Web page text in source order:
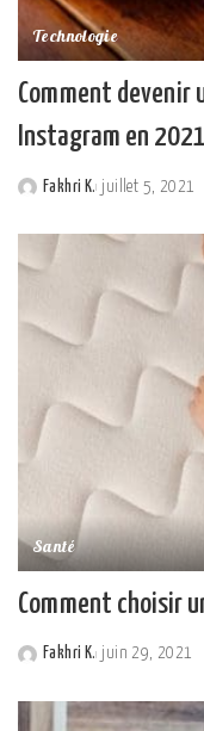
Technologie
Comment devenir
Instagram en
Posted
by
Fakhri K. juillet 5, 2021
Santé
Comment choisir
Posted
Fakhri K. juin 29, 2021